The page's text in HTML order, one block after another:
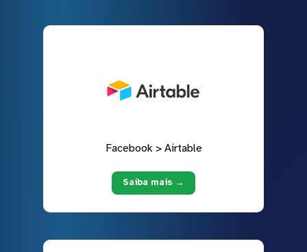
Facebook > Airtable
Saiba mais →